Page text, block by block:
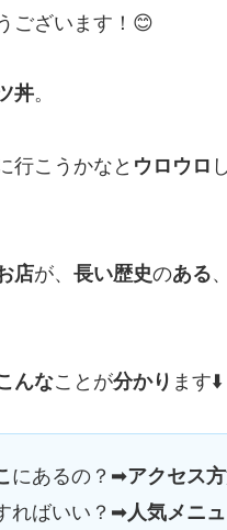
ございます！😊
丼。
行こうかなと ウロウロ
店が、 長い歴史のある
んなことが分かり ます⬇️
にあるの？➡アクセス
ればいい？➡人気メニ